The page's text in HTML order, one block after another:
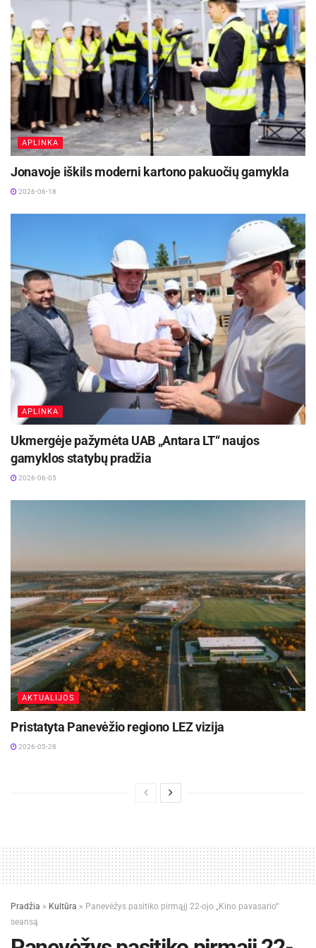
APLINKA
Jonavoje iškils moderni kartono pakuočių gamykla
2026-06-18
APLINKA
Ukmergėje pažymėta UAB „Antara LT“ naujos
gamyklos statybų pradžia
2026-06-05
AKTUALIJOS
Pristatyta Panevėžio regiono LEZ vizija
2026-05-28
Pradžia » Kultūra » Panevėžys pasitiko pirmąjį 22-ojo „Kino pavasario“
seansą